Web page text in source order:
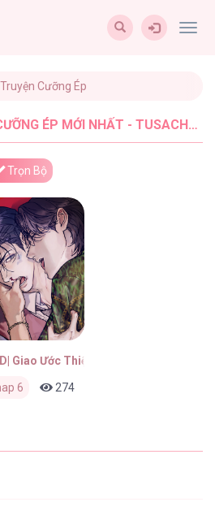
Truyện Cưỡng Ép
ÉP MỚI NHẤT - TUSACHXINHXINH (2)
Trọn Bộ
2 tháng trước
Giao Ước Thiện Chí Và Công Bằng
6 274